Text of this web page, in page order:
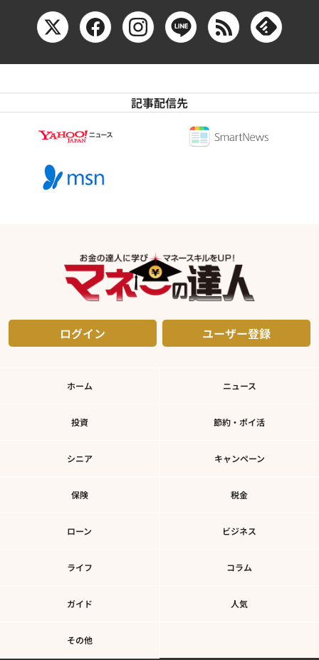
記事配信先
ログイン ユーザー登録
ホーム ニュース
投資 節約・ポイ活
シニア キャンペーン
保険 税金
ローン ビジネス
ライフ コラム
ガイド 人気
その他